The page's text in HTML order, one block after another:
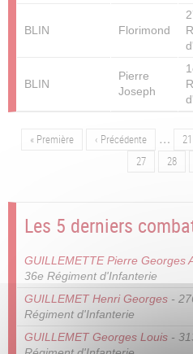
BLIN Florimond
BLIN
Pierre
Joseph
Pagination
Première
« Première
Page
‹ Précédente … 21
Page
27 Page
28
Les 5 derniers
GUILLEMETTE Pierre Georges
36e Régiment d'Infanterie
GUILLEMET Henri Georges -
Régiment d'Infanterie
GUILLEMET Georges Louis -